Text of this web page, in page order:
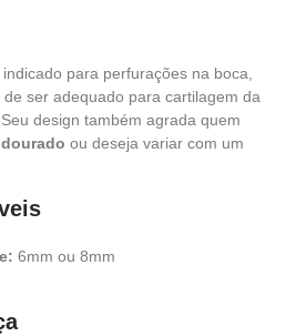
indicado para perfurações na boca,
ser adequado para cartilagem da
design também agrada quem
ou deseja variar com um
6mm ou 8mm